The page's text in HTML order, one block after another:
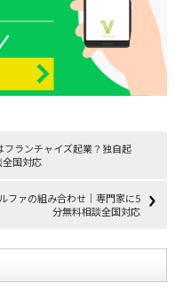
フランチャイズ起業？独自起
国対応
ファの組み合わせ｜専門家に5
分無料相談全国対応